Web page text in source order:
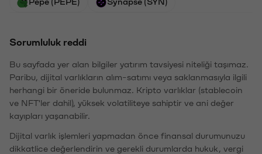
Pepe (PEPE) Synapse (SYN)
Sorumluluk reddi
Bu sayfada yer alan bilgiler yatırım tavsiyesi niteliği taşımaz.
Paribu, dijital varlıkların alım-satımı veya saklanmasıyla ilgili
herhangi bir öneride bulunmaz. Kripto varlıklar (stablecoin
ve NFT'ler dahil), yüksek volatiliteye sahiptir ve ani değer
kayıpları yaşanabilir.
Dijital varlık işlemleri yapmadan önce finansal durumunuzu
dikkatlice değerlendirin ve gerekli durumlarda hukuk, vergi